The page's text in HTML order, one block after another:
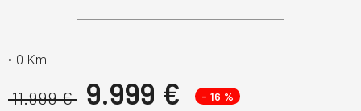
• 0 Km
11.999 € 9.999 € - 16 %